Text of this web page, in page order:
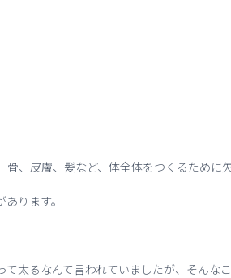
、皮膚、髪など、体全体をつくるために
ります。
太るなんて言われていましたが、そんな